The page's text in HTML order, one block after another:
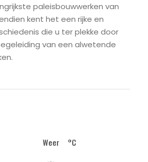
paleisbouwwerken van
kent het een rijke en
die u ter plekke door
van een alwetende
Weer °C